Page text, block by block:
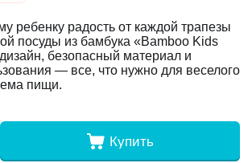
ребенку радость от каждой трапезы
посуды из бамбука «Bamboo Kids
безопасный материал и
— все, что нужно для веселого
пищи.
Купить